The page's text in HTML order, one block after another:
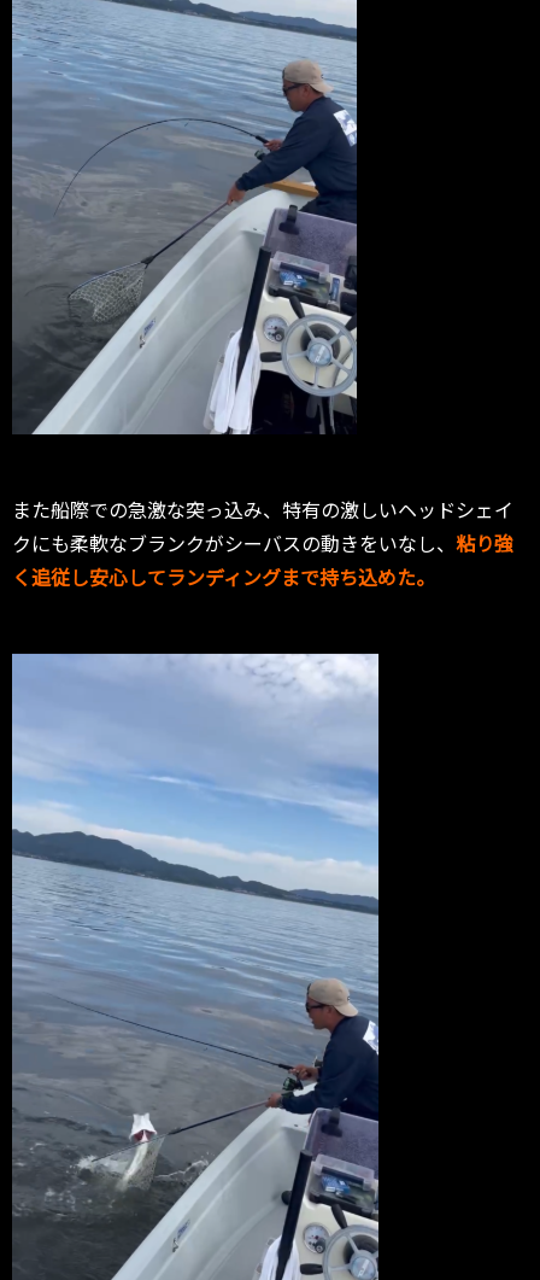
また船際での急激な突っ込み、特有の激しいヘッドシェイ
クにも柔軟なブランクがシーバスの動きをいなし、 粘り強
く追従し安心してランディングまで持ち込めた。